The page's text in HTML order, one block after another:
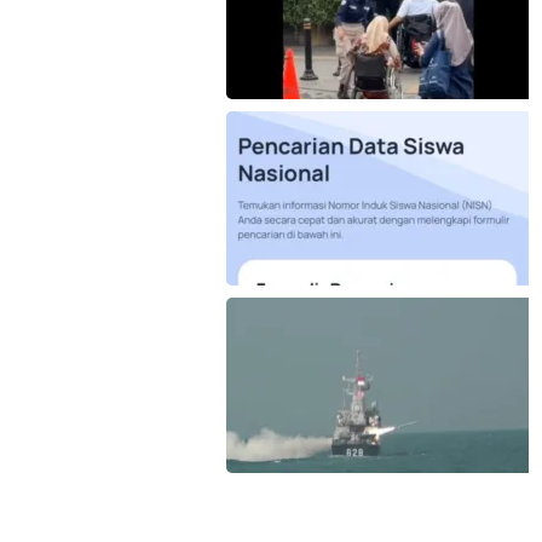
Kemendikdasmen gerak cepat (gercep)
melakukan verifikasi dan penelusuran
terhadap informasi soal dugaan
penyalahgunaan Data Pokok Pendidikan
(Dapodik). (Foto: ist)
TNI AL Pantai Todak, Dabo Singkep,
Kabupaten Lingga, Kepulauan Riau. (Foto:
Pen/2)